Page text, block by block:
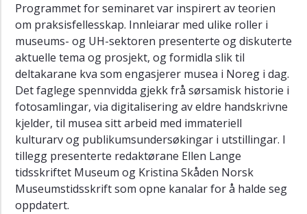
Galskapens
fengsel
Fra
ideologi
til
politikk
På
sporet
av
tapte
hjem:
Restitusjon
Programmet for seminaret var inspirert av teorien
om praksisfellesskap. Innleiarar med ulike roller i
museums- og UH-sektoren presenterte og diskuterte
aktuelle tema og prosjekt, og formidla slik til
deltakarane kva som engasjerer musea i Noreg i dag.
Det faglege spennvidda gjekk frå sørsamisk historie i
fotosamlingar, via digitalisering av eldre handskrivne
kjelder, til musea sitt arbeid med immateriell
kulturarv og publikumsundersøkingar i utstillingar. I
tillegg presenterte redaktørane Ellen Lange
tidsskriftet Museum og Kristina Skåden Norsk
Museumstidsskrift som opne kanalar for å halde seg
oppdatert.